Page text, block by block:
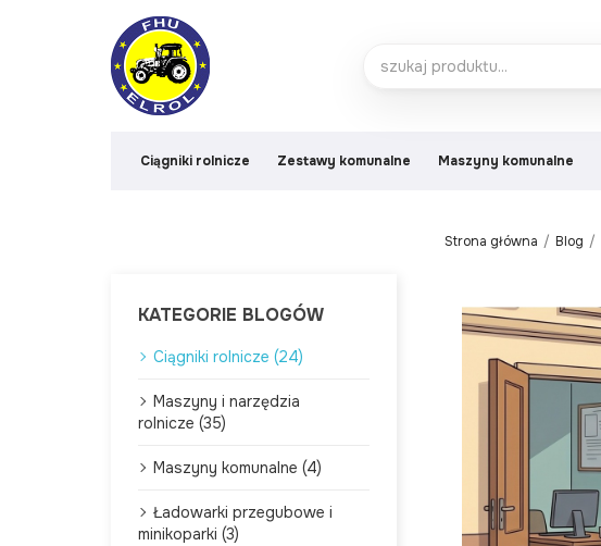
Ciągniki rolnicze Zestawy komunalne Maszyny komunalne
Strona główna Blog
KATEGORIE BLOGÓW
Ciągniki rolnicze (24)
Maszyny i narzędzia
rolnicze (35)
Maszyny komunalne (4)
Ładowarki przegubowe i
minikoparki (3)